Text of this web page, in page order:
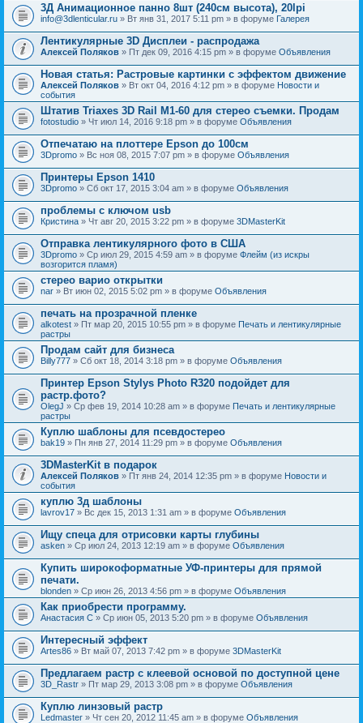
3Д Анимационное панно 8шт (240см высота), 20lpi
info@3dlenticular.ru » Вт янв 31, 2017 5:11 pm » в форуме Галерея
Лентикулярные 3D Дисплеи - распродажа
Алексей Поляков » Пт дек 09, 2016 4:15 pm » в форуме Объявления
Новая статья: Растровые картинки с эффектом движение
Алексей Поляков » Вт окт 04, 2016 4:12 pm » в форуме Новости и
события
Штатив Triaxes 3D Rail M1-60 для стерео съемки. Продам
fotostudio » Чт июл 14, 2016 9:18 pm » в форуме Объявления
Отпечатаю на плоттере Epson до 100см
3Dpromo » Вс ноя 08, 2015 7:07 pm » в форуме Объявления
Принтеры Epson 1410
3Dpromo » Сб окт 17, 2015 3:04 am » в форуме Объявления
проблемы с ключом usb
Кристина » Чт авг 20, 2015 3:22 pm » в форуме 3DMasterKit
Отправка лентикулярного фото в США
3Dpromo » Ср июл 29, 2015 4:59 am » в форуме Флейм (из искры
возгорится пламя)
стерео варио открытки
nar » Вт июн 02, 2015 5:02 pm » в форуме Объявления
печать на прозрачной пленке
alkotest » Пт мар 20, 2015 10:55 pm » в форуме Печать и лентикулярные
растры
Продам сайт для бизнеса
Billy777 » Сб окт 18, 2014 3:18 pm » в форуме Объявления
Принтер Epson Stylys Photo R320 подойдет для
растр.фото?
OlegJ » Ср фев 19, 2014 10:28 am » в форуме Печать и лентикулярные
растры
Куплю шаблоны для псевдостерео
bak19 » Пн янв 27, 2014 11:29 pm » в форуме Объявления
3DMasterKit в подарок
Алексей Поляков » Пт янв 24, 2014 12:35 pm » в форуме Новости и
события
куплю 3д шаблоны
lavrov17 » Вс дек 15, 2013 1:31 am » в форуме Объявления
Ищу спеца для отрисовки карты глубины
asken » Ср июл 24, 2013 12:19 am » в форуме Объявления
Купить широкоформатные УФ-принтеры для прямой
печати.
blonden » Ср июн 26, 2013 4:56 pm » в форуме Объявления
Как приобрести программу.
Анастасия С » Ср июн 05, 2013 5:20 pm » в форуме Объявления
Интересный эффект
Artes86 » Вт май 07, 2013 7:42 pm » в форуме 3DMasterKit
Предлагаем растр с клеевой основой по доступной цене
3D_Rastr » Пт мар 29, 2013 3:08 pm » в форуме Объявления
Куплю линзовый растр
Ledmaster » Чт сен 20, 2012 11:45 am » в форуме Объявления